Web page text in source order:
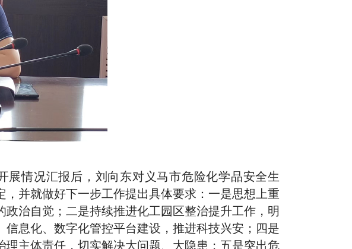
情况汇报后，刘向东对义马市危险化学品安全生
并就做好下一步工作提出具体要求：一是思想上重
治自觉；二是持续推进化工园区整治提升工作，明
息化、数字化管控平台建设，推进科技兴安；四是
主体责任，切实解决大问题、大隐患；五是突出危